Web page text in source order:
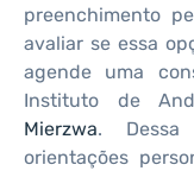
preenchimento
avaliar se essa
agende uma
Instituto de
Mierzwa. Dessa
orientações